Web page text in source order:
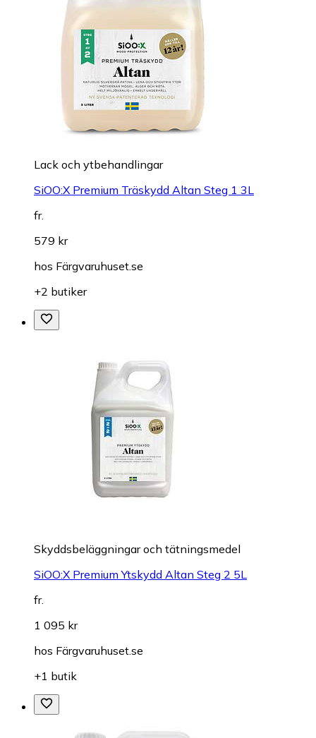
Lack och ytbehandlingar
SiOO:X Premium Träskydd Altan Steg 1 3L
fr.
579 kr
hos Färgvaruhuset.se
+2 butiker
Skyddsbeläggningar och tätningsmedel
SiOO:X Premium Ytskydd Altan Steg 2 5L
fr.
1 095 kr
hos Färgvaruhuset.se
+1 butik